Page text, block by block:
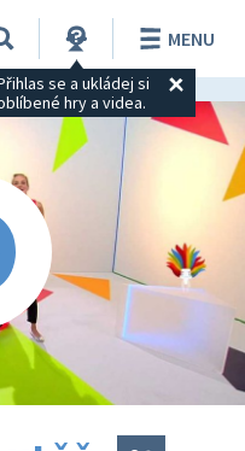
se a ukládej si
hry a videa.
MENU